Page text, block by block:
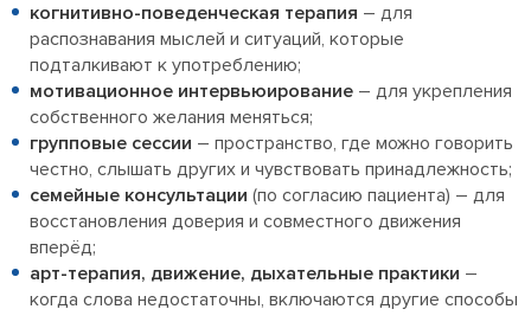
когнитивно-поведенческая терапия – для
распознавания мыслей и ситуаций, которые
подталкивают к употреблению;
мотивационное интервьюирование – для укрепления
собственного желания меняться;
групповые сессии – пространство, где можно говорить
честно, слышать других и чувствовать принадлежность;
семейные консультации (по согласию пациента) – для
восстановления доверия и совместного движения
вперёд;
арт-терапия, движение, дыхательные практики –
когда слова недостаточны, включаются другие способы